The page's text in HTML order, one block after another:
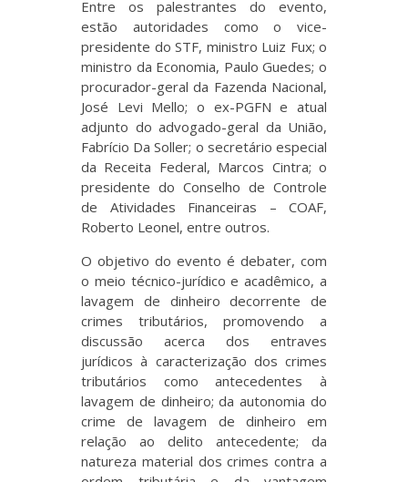
Entre os palestrantes do evento,
estão autoridades como o vice-
presidente do STF, ministro Luiz Fux; o
ministro da Economia, Paulo Guedes; o
procurador-geral da Fazenda Nacional,
José Levi Mello; o ex-PGFN e atual
adjunto do advogado-geral da União,
Fabrício Da Soller; o secretário especial
da Receita Federal, Marcos Cintra; o
presidente do Conselho de Controle
de Atividades Financeiras – COAF,
Roberto Leonel, entre outros.
O objetivo do evento é debater, com
o meio técnico-jurídico e acadêmico, a
lavagem de dinheiro decorrente de
crimes tributários, promovendo a
discussão acerca dos entraves
jurídicos à caracterização dos crimes
tributários como antecedentes à
lavagem de dinheiro; da autonomia do
crime de lavagem de dinheiro em
relação ao delito antecedente; da
natureza material dos crimes contra a